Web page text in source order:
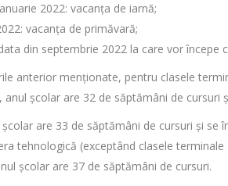
2022: vacanța de iarnă;
vacanța de primăvară;
din septembrie 2022 la care vor începe
anterior menționate, pentru clasele
școlar are 32 de săptămâni de cursuri
are 33 de săptămâni de cursuri și
tehnologică (exceptând clasele
școlar are 37 de săptămâni de cursuri.